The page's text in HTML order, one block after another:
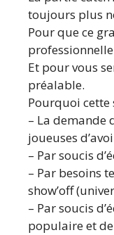
toujours plus
Pour que ce
Et pour vous
préalable.
Pourquoi cette
– La demande
joueuses
– Par soucis
– Par besoins
show’off
– Par soucis
populaire et